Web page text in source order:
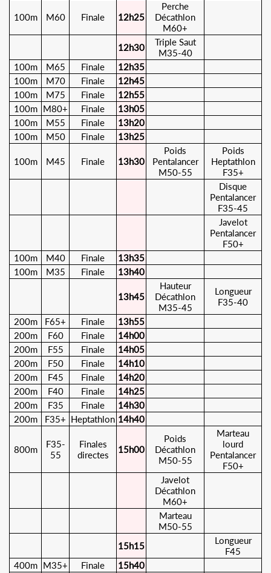
100m M60 Finale 12h25
Perche
Décathlon
M60+
12h30
Triple Saut
M35-40
100m
M65 Finale
12h35
100m
M70 Finale
12h45
100m
M75 Finale
12h55
100m M80+ Finale
13h05
100m
M55 Finale
13h20
100m
M50 Finale 13h25
100m M45 Finale 13h30
Poids
Pentalancer
M50-55
Poids
Heptathlon
F35+
Disque
Pentalancer
F35-45
Javelot
Pentalancer
F50+
100m
M40 Finale
13h35
100m
M35 Finale 13h40
13h45
Hauteur
Décathlon
M35-45
Longueur
F35-40
200m
F65+ Finale
13h55
200m
F60 Finale
14h00
200m
F55 Finale
14h05
200m
F50 Finale
14h10
200m
F45 Finale
14h20
200m
F40 Finale
14h25
200m
F35 Finale
14h30
200m
F35+ Heptathlon 14h40
800m
F35-
55
Finales
directes
15h00
Poids
Décathlon
M50-55
Marteau
lourd
Pentalancer
F50+
Javelot
Décathlon
M60+
Marteau
M50-55
15h15
Longueur
F45
400m M35+ Finale 15h40